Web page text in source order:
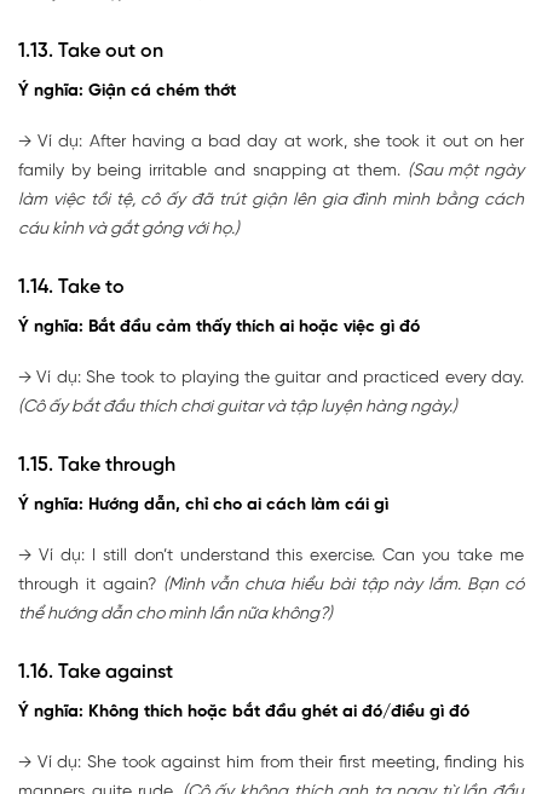
1.13. Take out on
Ý nghĩa: Giận cá chém thớt
→ Ví dụ: After having a bad day at work, she took it out on her
family by being irritable and snapping at them. (Sau một ngày
làm việc tồi tệ, cô ấy đã trút giận lên gia đình mình bằng cách
cáu kỉnh và gắt gỏng với họ.)
1.14. Take to
Ý nghĩa: Bắt đầu cảm thấy thích ai hoặc việc gì đó
→ Ví dụ: She took to playing the guitar and practiced every day.
(Cô ấy bắt đầu thích chơi guitar và tập luyện hàng ngày.)
1.15. Take through
Ý nghĩa: Hướng dẫn, chỉ cho ai cách làm cái gì
→ Ví dụ: I still don’t understand this exercise. Can you take me
through it again? (Mình vẫn chưa hiểu bài tập này lắm. Bạn có
thể hướng dẫn cho mình lần nữa không?)
1.16. Take against
Ý nghĩa: Không thích hoặc bắt đầu ghét ai đó/điều gì đó
→ Ví dụ: She took against him from their first meeting, finding his